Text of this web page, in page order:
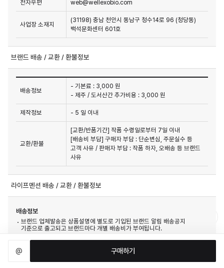
@ 구매하기
전자우편 web@wellexobio.com
사업장 소재지
(31198) 충남 천안시 동남구 청수14로 96 (청당동)
백석문화센터 601호
브랜드 배송 / 교환 / 환불정보
배송정보
- 기본료 : 3,000 원
- 제주 / 도서산간 추가비용 : 3,000 원
제작정보 - 5 일 이내
교환/환불
[교환/반품기간] 작품 수령일로부터 7일 이내
[배송비 부담] 구매자 부담 : 단순변심, 주문실수 등
고객 사유 / 판매자 부담 : 작품 하자, 오배송 등 브랜드
사유
라이프멘션 배송 / 교환 / 환불정보
배송정보
브랜드 업체발송은 상품설명에 별도로 기입된 브랜드 알림 배송공지
기준으로 출고되고 브랜드마다 개별 배송비가 부여됩니다.